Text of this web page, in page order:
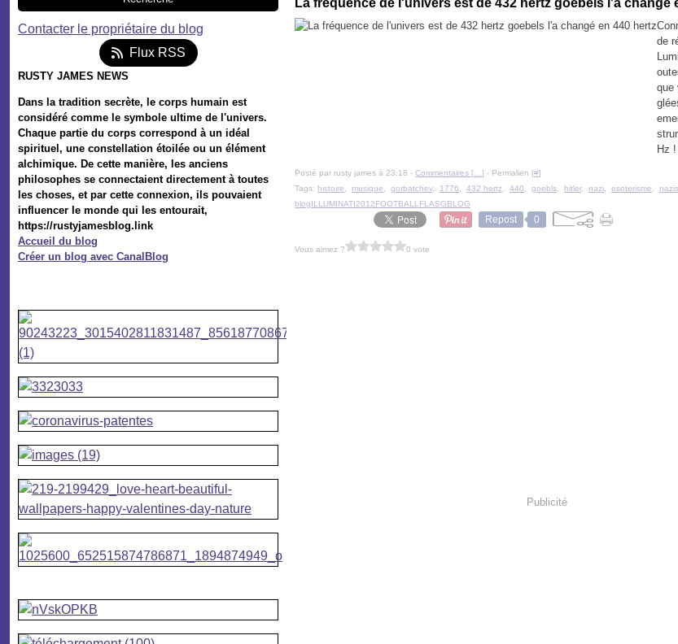
Contacter le propriétaire du blog
Flux RSS
RUSTY JAMES NEWS
Dans la tradition secrète, le corps humain est
considéré comme le symbole ultime de l'univers.
Chaque partie du corps correspond à un idéal
spirituel, une constellation étoilée ou un élément
alchimique. De cette manière, les anciens
philosophes se connectaient directement à toutes
les choses, et par cette connexion, ils pouvaient
influencer le monde qui les entourait,
https://rustyjamesblog.link
Accueil du blog
Créer un blog avec CanalBlog
La fréquence de l'univers est de 432 hertz goebels l'a changé
de
que
Hz
Posté par rusty james à 23:18 - Commentaires [ ] - Permalien [#]
Tags: histoire musique gorbatchev, 1776 432 hertz 440 goebls hitler, nazi esoterisme
blogILLUMINATI2012FOOTBALLFLASGBLOG
Repost 0
Vous aimez ? 0 vote
Publicité